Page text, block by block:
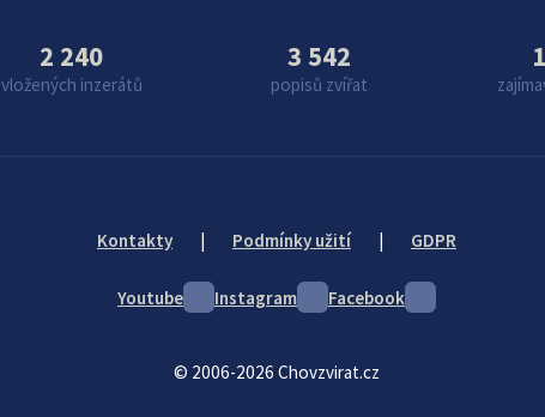
2 240
vložených inzerátů
3 542
popisů zvířat
© 2006-2026 Chovzvirat.cz
Youtube Instagram Facebook
Kontakty Podmínky užití GDPR